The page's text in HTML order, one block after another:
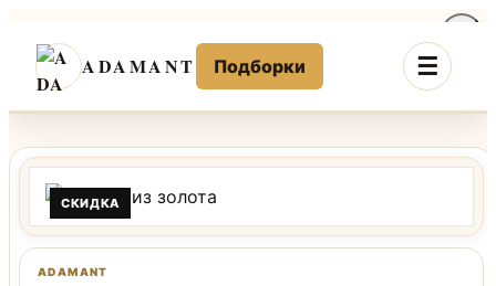
содержимому
ADAMANT Подборки
СКИДКА